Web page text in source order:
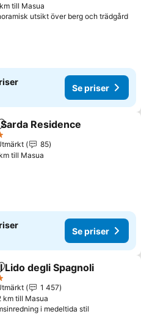
till Masua
utsikt över berg och trädgård
Se priser
till i Mina Favoriter
Residence
85
till Masua
Se priser
till i Mina Favoriter
Lido degli Spagnoli
1 457
km till Masua
i medeltida stil